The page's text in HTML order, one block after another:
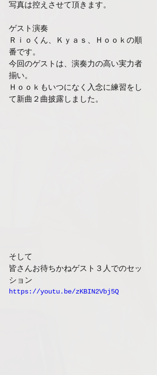
写真は控えさせて頂きます。
ゲスト演奏
Ｒｉｏくん、Ｋｙａｓ、Ｈｏｏｋの順
番です。
今回のゲストは、演奏力の高い実力者
揃い。
Ｈｏｏｋもいつになく入念に練習をし
て新曲２曲披露しました。
そして
皆さんお待ちかねゲスト３人でのセッ
ション
https://youtu.be/zKBIN2Vbj5Q